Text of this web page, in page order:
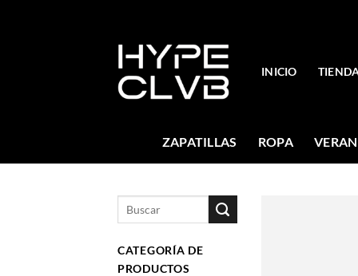
INICIO
ZAPATILLAS ROPA
CATEGORÍA DE
PRODUCTOS